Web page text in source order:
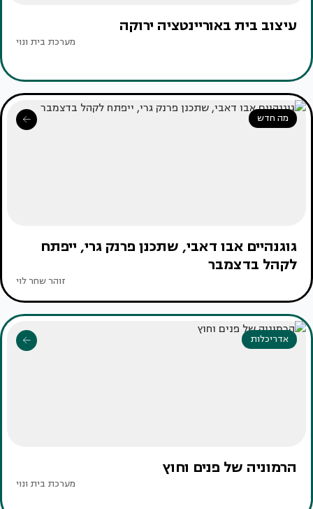
עיצוב בית באוריינטציה ירוקה
מערכת בית ונוי
מה חדש
גוגנהיים אבו דאבי, שתכנן פרנק גרי, ייפתח
לקהל בדצמבר
זוהר שחר לוי
אדריכלות
הרמוניה של פנים וחוץ
מערכת בית ונוי